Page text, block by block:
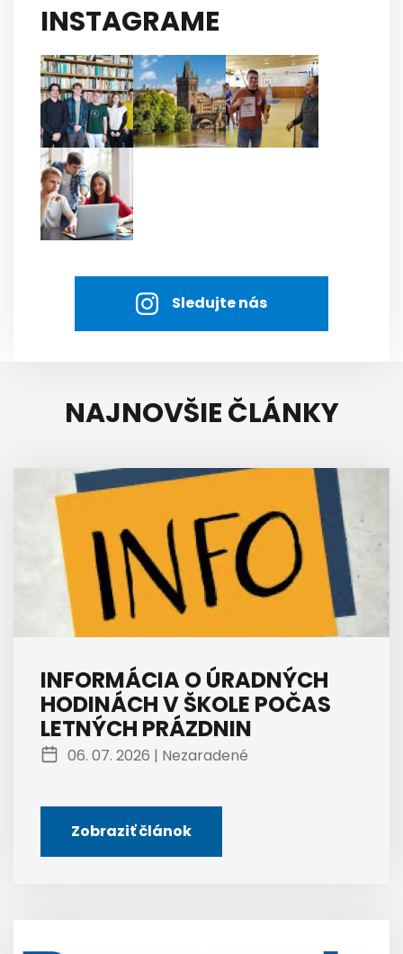
INSTAGRAME
Sledujte nás
NAJNOVŠIE ČLÁNKY
INFORMÁCIA O ÚRADNÝCH
HODINÁCH V ŠKOLE POČAS
LETNÝCH PRÁZDNIN
06. 07. 2026 | Nezaradené
Zobraziť článok